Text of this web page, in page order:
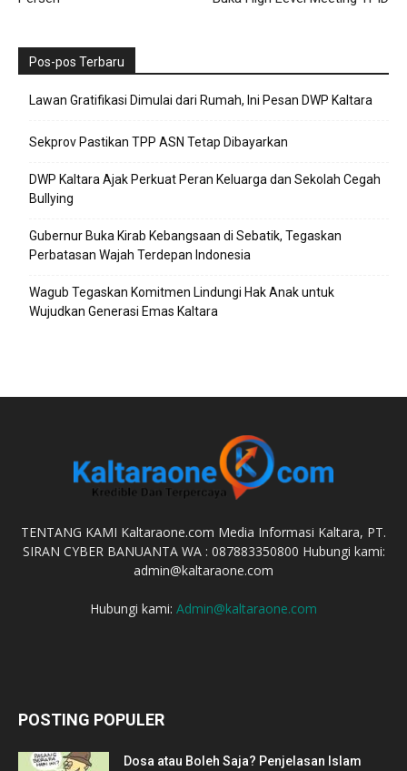
Pos-pos Terbaru
Lawan Gratifikasi Dimulai dari Rumah, Ini Pesan DWP Kaltara
Sekprov Pastikan TPP ASN Tetap Dibayarkan
DWP Kaltara Ajak Perkuat Peran Keluarga dan Sekolah Cegah
Bullying
Gubernur Buka Kirab Kebangsaan di Sebatik, Tegaskan
Perbatasan Wajah Terdepan Indonesia
Wagub Tegaskan Komitmen Lindungi Hak Anak untuk
Wujudkan Generasi Emas Kaltara
TENTANG KAMI Kaltaraone.com Media Informasi Kaltara, PT.
SIRAN CYBER BANUANTA WA : 087883350800 Hubungi kami:
admin@kaltaraone.com
Hubungi kami: Admin@kaltaraone.com
POSTING POPULER
Dosa atau Boleh Saja? Penjelasan Islam